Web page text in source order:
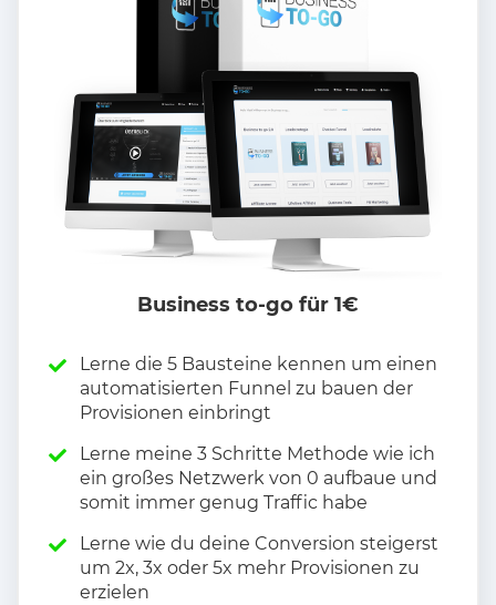
Business to-go für 1€
Lerne die 5 Bausteine kennen um einen
automatisierten Funnel zu bauen der
Provisionen einbringt
Lerne meine 3 Schritte Methode wie ich
ein großes Netzwerk von 0 aufbaue und
somit immer genug Traffic habe
Lerne wie du deine Conversion steigerst
um 2x, 3x oder 5x mehr Provisionen zu
erzielen